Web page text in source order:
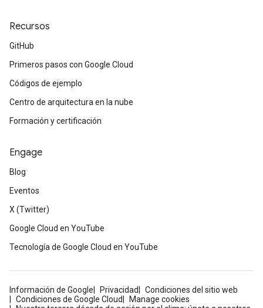
Recursos
GitHub
Primeros pasos con Google Cloud
Códigos de ejemplo
Centro de arquitectura en la nube
Formación y certificación
Engage
Blog
Eventos
X (Twitter)
Google Cloud en YouTube
Tecnología de Google Cloud en YouTube
Información de Google Privacidad
Condiciones del sitio web
Condiciones de Google Cloud
Manage cookies